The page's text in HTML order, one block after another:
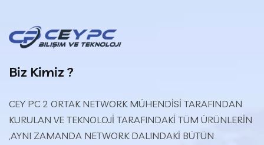
Biz Kimiz ?
CEY PC 2 ORTAK NETWORK MÜHENDİSİ TARAFINDAN
KURULAN VE TEKNOLOJİ TARAFINDAKİ TÜM ÜRÜNLERİN
,AYNI ZAMANDA NETWORK DALINDAKİ BÜTÜN